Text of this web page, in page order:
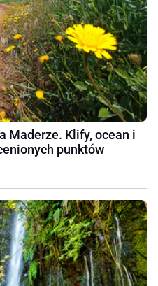
Maderze. Klify, ocean i
punktów